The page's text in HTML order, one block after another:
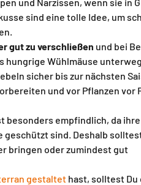
sind eine tolle Idee, um
gut zu verschließen und bei
hungrige Wühlmäuse
sicher bis zur nächsten
und vor Pflanzen vor
besonders empfindlich, da ihre
geschützt sind. Deshalb
bringen oder zumindest gut
gestaltet hast, solltest Du